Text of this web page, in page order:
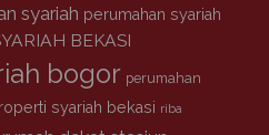
syariah perumahan syariah
BEKASI
bogor perumahan
syariah bekasi riba